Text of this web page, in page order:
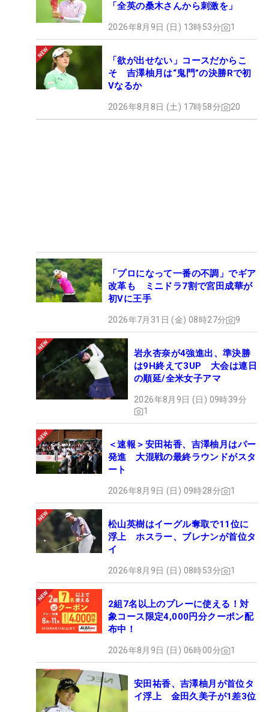
「全英の桑木さんから刺激を」
2026年8月9日 (日) 13時53分 1
「欲が出せない」コースだからこ
そ 吉澤柚月は“鬼門”の決勝Rで初
Vなるか
2026年8月8日 (土) 17時58分 20
「プロになって一番の不調」でギア
改革も ミニドラ7割で宮田成華が
初Vに王手
2026年7月31日 (金) 08時27分 9
岩永杏奈が4強進出、準決勝
は9H終えて3UP 大会は連日
の順延/全米女子アマ
2026年8月9日 (日) 09時39分
1
＜速報＞安田祐香、吉澤柚月はパー
発進 大混戦の最終ラウンドがスタ
ート
2026年8月9日 (日) 09時28分 1
松山英樹はイーグル奪取で11位に
浮上 ホスラー、ブレナンが首位タ
イ
2026年8月9日 (日) 08時53分 1
2組7名以上のプレーに使える！対
象コース限定4,000円分クーポン配
布中！
2026年8月9日 (日) 06時00分 1
安田祐香、吉澤柚月が首位タ
イ浮上 金田久美子が1差3位